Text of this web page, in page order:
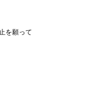
を願って